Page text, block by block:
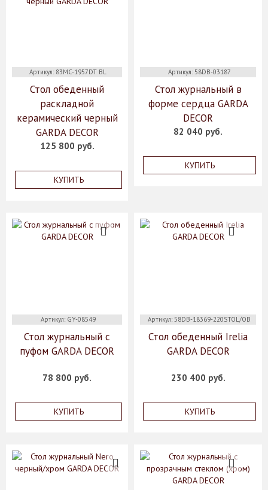
Артикул: 83MC-1957DT BL
Стол обеденный
раскладной
керамический черный
GARDA DECOR
125 800 руб.
КУПИТЬ
Артикул: 58DB-03187
Стол журнальный в
форме сердца GARDA
DECOR
82 040 руб.
КУПИТЬ
Артикул: GY-08549
Стол журнальный с
пуфом GARDA DECOR
78 800 руб.
КУПИТЬ
Артикул: 58DB-18369-220STOL/OB
Стол обеденный Irelia
GARDA DECOR
230 400 руб.
КУПИТЬ